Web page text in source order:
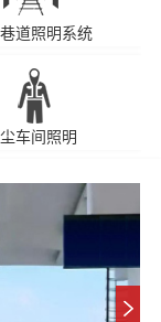
道照明系统
车间照明